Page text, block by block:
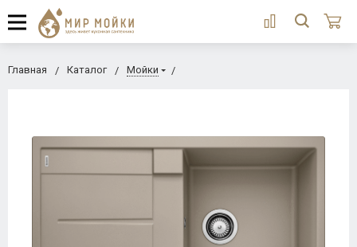
Главная Каталог Мойки